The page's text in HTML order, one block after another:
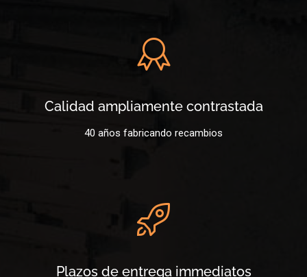
Calidad ampliamente contrastada
40 años fabricando recambios
Plazos de entrega immediatos